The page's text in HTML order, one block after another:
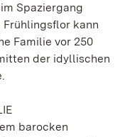
Spaziergang
kann
Familie vor 250
der idyllischen
barocken